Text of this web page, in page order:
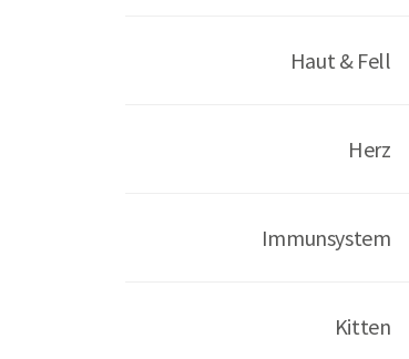
Haut & Fell
Herz
Immunsystem
Kitten